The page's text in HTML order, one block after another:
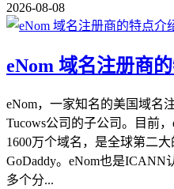
2026-08-08
eNom 域名注册商
eNom，一家知名的美国域名
Tucows公司的子公司。目前
1600万个域名，是全球第二
GoDaddy。eNom也是
多个分...